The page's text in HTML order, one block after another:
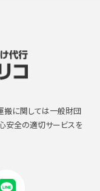
搬に関しては一般財団
安全の適切サービスを